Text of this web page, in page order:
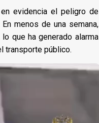
evidencia el peligro de
menos de una semana,
que ha generado alarma
transporte público.